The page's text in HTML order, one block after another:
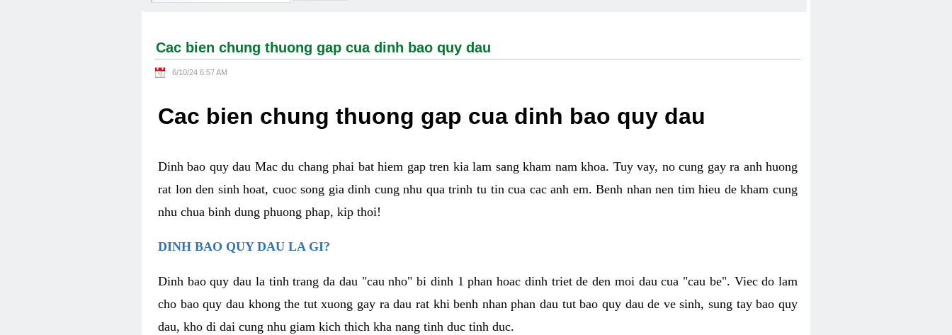
Cac bien chung thuong gap cua dinh bao quy dau
6/10/24 6:57 AM
Cac bien chung thuong gap cua dinh bao quy dau
Dinh bao quy dau Mac du chang phai bat hiem gap tren kia lam sang kham nam khoa. Tuy vay, no cung gay ra anh huong
rat lon den sinh hoat, cuoc song gia dinh cung nhu qua trinh tu tin cua cac anh em. Benh nhan nen tim hieu de kham cung
nhu chua binh dung phuong phap, kip thoi!
DINH BAO QUY DAU LA GI?
Dinh bao quy dau la tinh trang da dau "cau nho" bi dinh 1 phan hoac dinh triet de den moi dau cua "cau be". Viec do lam
cho bao quy dau khong the tut xuong gay ra dau rat khi benh nhan phan dau tut bao quy dau de ve sinh, sung tay bao quy
dau, kho di dai cung nhu giam kich thich kha nang tinh duc tinh duc.